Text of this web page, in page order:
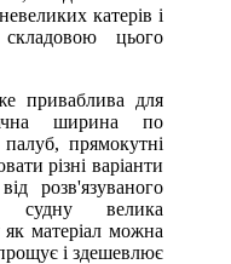
катерів і
цього
приваблива для
ширина по
прямокутні
різні варіанти
розв'язуваного
судну велика
матеріал можна
і здешевлює